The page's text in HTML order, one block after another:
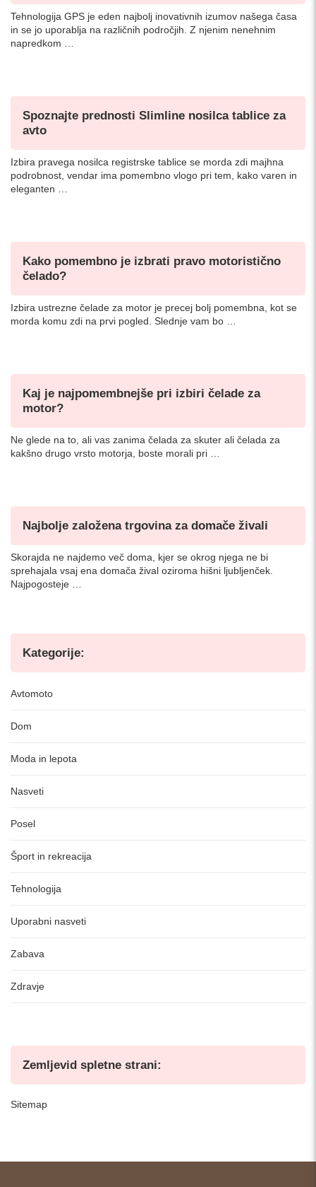
Tehnologija GPS je eden najbolj inovativnih izumov našega časa
in se jo uporablja na različnih področjih. Z njenim nenehnim
napredkom …
Spoznajte prednosti Slimline nosilca tablice za
avto
Izbira pravega nosilca registrske tablice se morda zdi majhna
podrobnost, vendar ima pomembno vlogo pri tem, kako varen in
eleganten …
Kako pomembno je izbrati pravo motoristično
čelado?
Izbira ustrezne čelade za motor je precej bolj pomembna, kot se
morda komu zdi na prvi pogled. Slednje vam bo …
Kaj je najpomembnejše pri izbiri čelade za
motor?
Ne glede na to, ali vas zanima čelada za skuter ali čelada za
kakšno drugo vrsto motorja, boste morali pri …
Najbolje založena trgovina za domače živali
Skorajda ne najdemo več doma, kjer se okrog njega ne bi
sprehajala vsaj ena domača žival oziroma hišni ljubljenček.
Najpogosteje …
Kategorije:
Avtomoto
Dom
Moda in lepota
Nasveti
Posel
Šport in rekreacija
Tehnologija
Uporabni nasveti
Zabava
Zdravje
Zemljevid spletne strani:
Sitemap